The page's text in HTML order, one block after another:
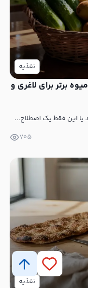
تغذیه
میوه های بدون قند و کم قند؛ 8 میوه برتر برای لاغری و
یا این فقط یک اصطلاح...
705
تغذیه